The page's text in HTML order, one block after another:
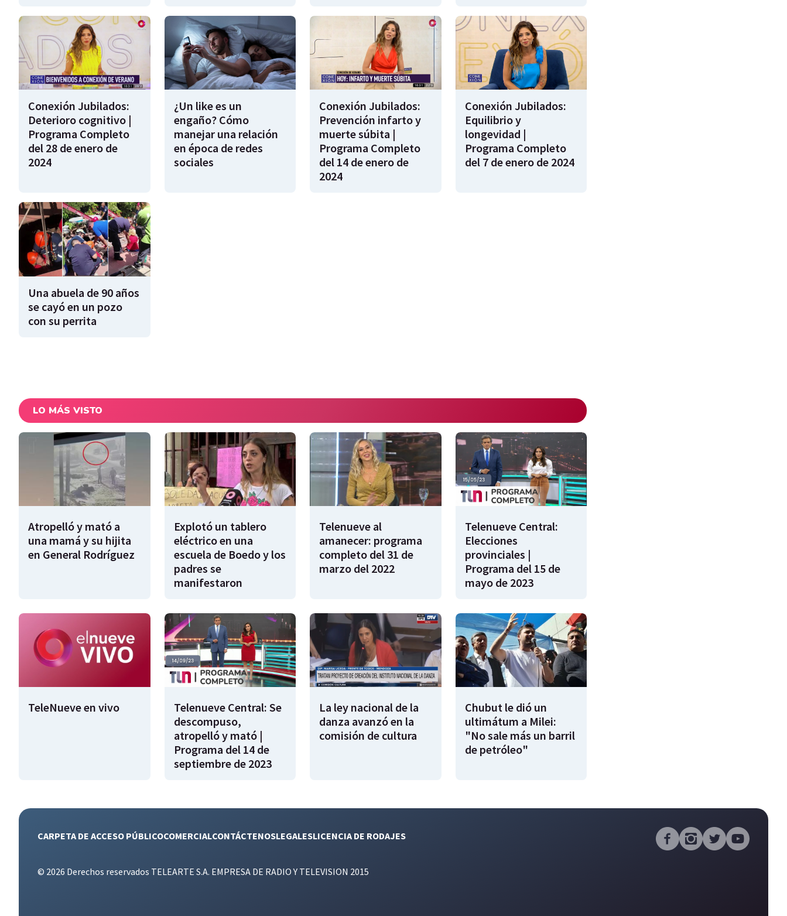
Conexión Jubilados:
Deterioro cognitivo |
Programa Completo
del 28 de enero de
2024
¿Un like es un
engaño? Cómo
manejar una relación
en época de redes
sociales
Conexión Jubilados:
Prevención infarto y
muerte súbita |
Programa Completo
del 14 de enero de
2024
Conexión Jubilados:
Equilibrio y
longevidad |
Programa Completo
del 7 de enero de 2024
Una abuela de 90 años
se cayó en un pozo
con su perrita
LO MÁS VISTO
Atropelló y mató a
una mamá y su hijita
en General Rodríguez
Explotó un tablero
eléctrico en una
escuela de Boedo y los
padres se
manifestaron
Telenueve al
amanecer: programa
completo del 31 de
marzo del 2022
Telenueve Central:
Elecciones
provinciales |
Programa del 15 de
mayo de 2023
TeleNueve en vivo
Telenueve Central: Se
descompuso,
atropelló y mató |
Programa del 14 de
septiembre de 2023
La ley nacional de la
danza avanzó en la
comisión de cultura
Chubut le dió un
ultimátum a Milei:
"No sale más un barril
de petróleo"
CARPETA DE ACCESO PÚBLICOCOMERCIALCONTÁCTENOSLEGALESLICENCIA DE RODAJES
© 2026 Derechos reservados TELEARTE S.A. EMPRESA DE RADIO Y TELEVISION 2015